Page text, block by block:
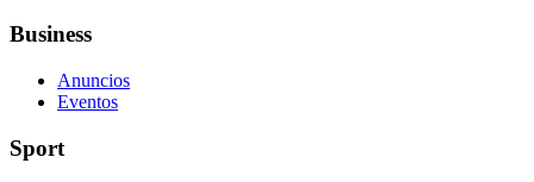
Business
Anuncios
Eventos
Sport